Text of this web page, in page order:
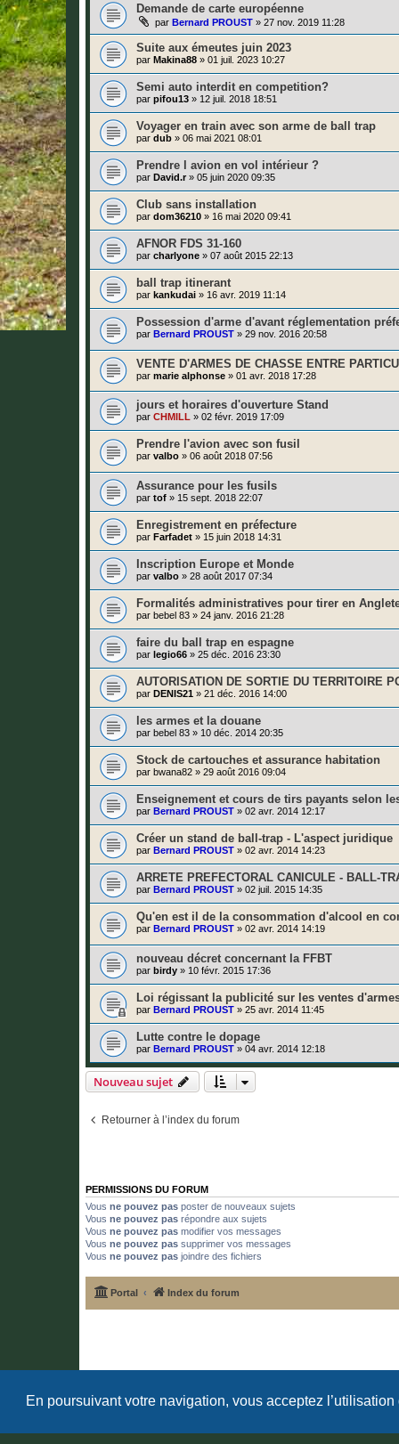
En poursuivant votre navigation, vous acceptez l’utilisation
Demande de carte européenne
par Bernard PROUST » 27 nov. 2019 11:28
Suite aux émeutes juin 2023
par Makina88 » 01 juil. 2023 10:27
Semi auto interdit en competition?
par pifou13 » 12 juil. 2018 18:51
Voyager en train avec son arme de ball trap
par dub » 06 mai 2021 08:01
Prendre l avion en vol intérieur ?
par David.r » 05 juin 2020 09:35
Club sans installation
par dom36210 » 16 mai 2020 09:41
AFNOR FDS 31-160
par charlyone » 07 août 2015 22:13
ball trap itinerant
par kankudai » 16 avr. 2019 11:14
Possession d'arme d'avant réglementation
par Bernard PROUST » 29 nov. 2016 20:58
VENTE D'ARMES DE CHASSE ENTRE
par marie alphonse » 01 avr. 2018 17:28
jours et horaires d'ouverture Stand
par CHMILL » 02 févr. 2019 17:09
Prendre l'avion avec son fusil
par valbo » 06 août 2018 07:56
Assurance pour les fusils
par tof » 15 sept. 2018 22:07
Enregistrement en préfecture
par Farfadet » 15 juin 2018 14:31
Inscription Europe et Monde
par valbo » 28 août 2017 07:34
Formalités administratives pour tirer en
par bebel 83 » 24 janv. 2016 21:28
faire du ball trap en espagne
par legio66 » 25 déc. 2016 23:30
AUTORISATION DE SORTIE DU TERRITOIRE
par DENIS21 » 21 déc. 2016 14:00
les armes et la douane
par bebel 83 » 10 déc. 2014 20:35
Stock de cartouches et assurance habitation
par bwana82 » 29 août 2016 09:04
Enseignement et cours de tirs payants selon
par Bernard PROUST » 02 avr. 2014 12:17
Créer un stand de ball-trap - L'aspect juridique
par Bernard PROUST » 02 avr. 2014 14:23
ARRETE PREFECTORAL CANICULE - BALL-
par Bernard PROUST » 02 juil. 2015 14:35
Qu'en est il de la consommation d'alcool en
par Bernard PROUST » 02 avr. 2014 14:19
nouveau décret concernant la FFBT
par birdy » 10 févr. 2015 17:36
Loi régissant la publicité sur les ventes
par Bernard PROUST » 25 avr. 2014 11:45
Lutte contre le dopage
par Bernard PROUST » 04 avr. 2014 12:18
Nouveau sujet
Retourner à l’index du forum
PERMISSIONS DU FORUM
Vous ne pouvez pas poster de nouveaux sujets
Vous ne pouvez pas répondre aux sujets
Vous ne pouvez pas modifier vos messages
Vous ne pouvez pas supprimer vos messages
Vous ne pouvez pas joindre des fichiers
Portal Index du forum